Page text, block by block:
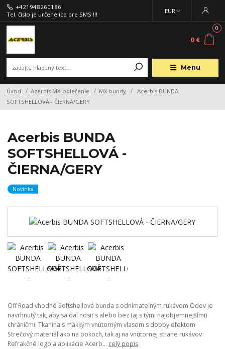
Menu
EUR
+421948260186
Tel. číslo je určené iba pre SMS !!!
0
0 €
Úvod Acerbis MX oblečenie MX bundy
Acerbis BUNDA
SOFTSHELLOVÁ - ČIERNA/GERY
Acerbis BUNDA
SOFTSHELLOVÁ -
ČIERNA/GERY
Novinka
Off Road vhodné Softshellová bunda s odnímateľným rukávom Odev je
navrhnutý tak, aby sa dal nosiť s alebo bez (aj s tými najobjemnejšími)
chráničmi. Tkanina s mäkkým vnútorným vlasom s dobby efektom
Strečový materiál ako na bokoch, tak aj na vnútornej strane rukávov
Refrakčné logo a aplikácie Acerb... celý popis